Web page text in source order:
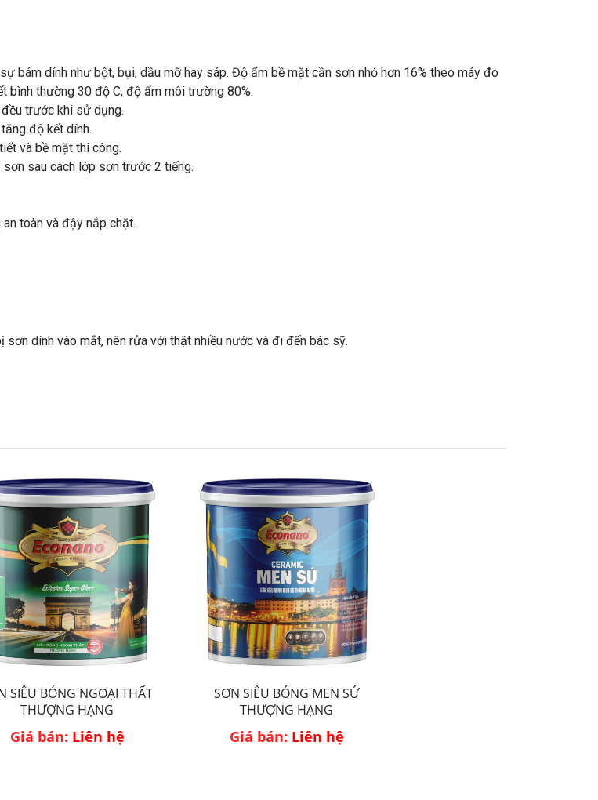
bám dính như bột, bụi, dầu mỡ hay sáp. Độ ẩm bề mặt cần sơn nhỏ hơn 16% theo máy đo
thường 30 độ C, độ ẩm môi trường 80%.
trước khi sử dụng.
độ kết dính.
và bề mặt thi công.
sau cách lớp sơn trước 2 tiếng.
toàn và đậy nắp chặt.
dính vào mắt, nên rửa với thật nhiều nước và đi đến bác sỹ.
SIÊU BÓNG NGOẠI THẤT
THƯỢNG HẠNG
Giá bán: Liên hệ
SƠN SIÊU BÓNG MEN SỨ
THƯỢNG HẠNG
Giá bán: Liên hệ